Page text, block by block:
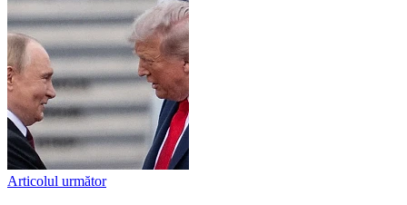
Articolul următor